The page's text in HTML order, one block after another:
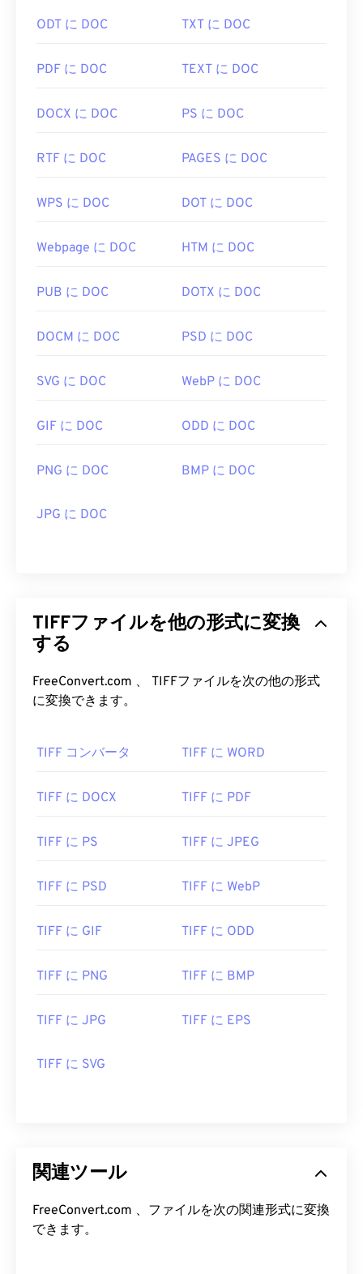
Windowsの場合は
Photo Viewer
、macOSの場合は
Apple Preview
です。無料の独立したプログラムと
開くのに問題がある場合は、 TIFFからJPGへの
ColorStrokes
、GNU Image Manipulation Program (
)、Adobe ACDSee
りするのに役立ちます。
初回リリース:
https://www.adobe.com/creativecloud/file-
https://www.file-extensions.org/tiff-file-extension
ODT に DOC TXT に DOC
PDF に DOC TEXT に DOC
DOCX に DOC PS に DOC
RTF に DOC PAGES に DOC
WPS に DOC DOT に DOC
Webpage に DOC HTM に DOC
PUB に DOC DOTX に DOC
DOCM に DOC PSD に DOC
SVG に DOC WebP に DOC
GIF に DOC ODD に DOC
PNG に DOC BMP に DOC
JPG に DOC
TIFFファイルを他の形式に変換
する
FreeConvert.com 、 TIFFファイルを次の他の形式
に変換できます。
TIFF コンバータ TIFF に WORD
TIFF に DOCX TIFF に PDF
TIFF に PS TIFF に JPEG
TIFF に PSD TIFF に WebP
TIFF に GIF TIFF に ODD
TIFF に PNG TIFF に BMP
TIFF に JPG TIFF に EPS
TIFF に SVG
関連ツール
FreeConvert.com 、ファイルを次の関連形式に変換
できます。